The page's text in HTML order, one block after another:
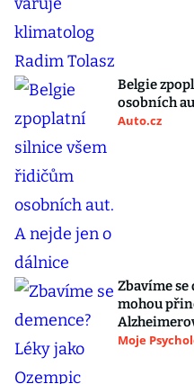
Belgie
osobních
Auto.cz
Zbavíme se
mohou
Moje